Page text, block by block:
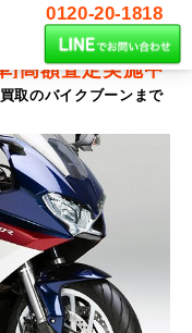
0120-20-1818
]高額査定実施中
取のバイクブーンまで